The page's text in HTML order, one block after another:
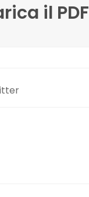
il PDF